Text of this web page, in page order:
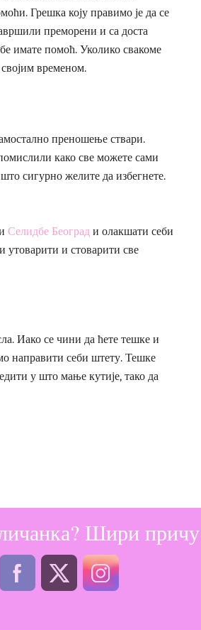
Грешка коју правимо је да се
преморени и са доста
имате помоћ. Уколико свакоме
временом.
преношење ствари.
како све можете сами
сигурно желите да избегнете.
Селидбе Београд и олакшати себи
утоварити и стоварити све
Иако се чини да ћете тешке и
направити себи штету. Тешке
у што мање кутије, тако да
Шири